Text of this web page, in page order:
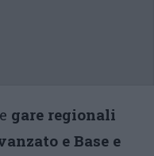
gare regionali
e Base e